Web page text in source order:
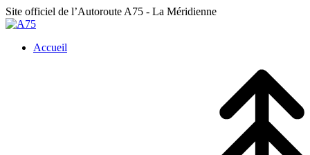
Site officiel de l’Autoroute A75 - La Méridienne
Accueil